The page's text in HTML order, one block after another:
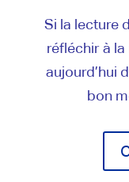
Si la lecture
réfléchir à
aujourd’hui
bon